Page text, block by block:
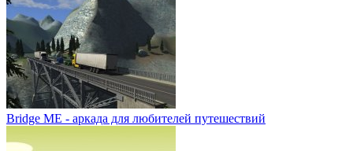
Bridge ME - аркада для любителей путешествий